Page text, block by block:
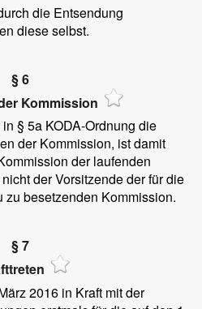
die Entsendung
diese selbst.
§ 6
Kommission
§ 5a KODA-Ordnung die
der Kommission, ist damit
der laufenden
der Vorsitzende der für die
besetzenden Kommission.
§ 7
2016 in Kraft mit der